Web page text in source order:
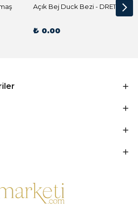
Açık Bej Duck Bezi - DRE1144 Kumaş Peçete
₺ 0.00